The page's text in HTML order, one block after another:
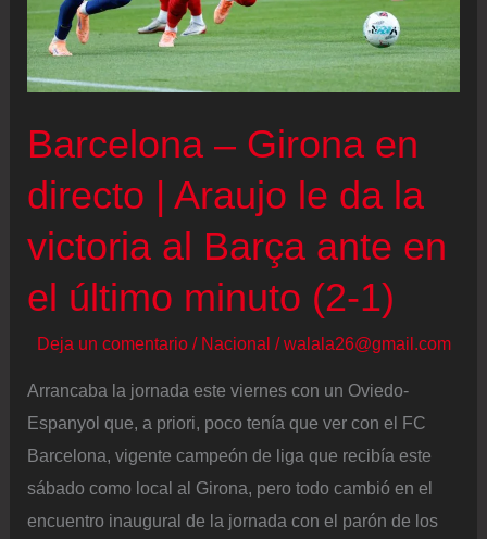
Barcelona – Girona en
directo | Araujo le da la
victoria al Barça ante en
el último minuto (2-1)
Deja un comentario / Nacional /walala26@gmail.com
Arrancaba la jornada este viernes con un Oviedo-
Espanyol que, a priori, poco tenía que ver con el FC
Barcelona, vigente campeón de liga que recibía este
sábado como local al Girona, pero todo cambió en el
encuentro inaugural de la jornada con el parón de los